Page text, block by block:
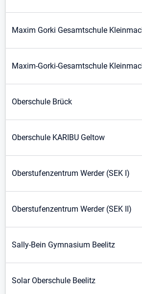
Maxim Gorki Gesamtschule
Maxim-Gorki-Gesamtschule
Oberschule Brück
Oberschule KARIBU Geltow
Oberstufenzentrum Werder (SEK I)
Oberstufenzentrum Werder (SEK II)
Sally-Bein Gymnasium Beelitz
Solar Oberschule Beelitz